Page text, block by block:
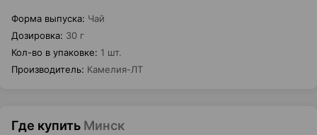
Форма выпуска: Чай
Дозировка: 30 г
Кол-во в упаковке: 1 шт.
Производитель: Камелия-ЛТ
Где купить Минск